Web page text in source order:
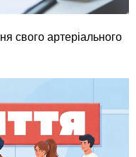
свого артеріального